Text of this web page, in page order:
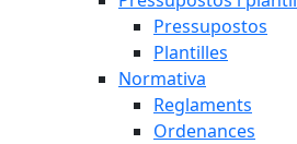
Pressupostos
Plantilles
Normativa
Reglaments
Ordenances